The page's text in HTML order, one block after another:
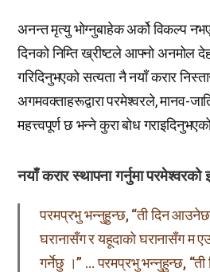
अनन्त मृत्यु भोग्नुबाहेक अर्को विकल्प
दिनको निम्ति ख्रीष्टले आफ्नो अनमोल देह
गरिदिनुभएको सत्यता नै नयाँ करार
अगमवक्ताहरूद्वारा परमेश्वरले, मानव-
महत्त्वपूर्ण छ भन्ने कुरा बोध
नयाँ करार स्थापना गर्नुमा परमेश्वरको
परमप्रभु भन्नुहुन्छ, “ती दिन
घरानासँग र यहूदाको घरानासँग म
गर्नेछु ।” … परमप्रभु भन्नुहुन्छ, “ती